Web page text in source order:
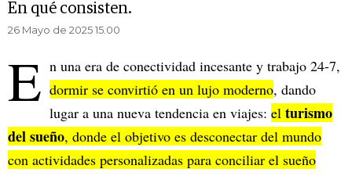
En qué consisten.
26 Mayo de 2025 15.00
E n una era de conectividad incesante y trabajo 24-7,
dormir se convirtió en un lujo moderno, dando
lugar a una nueva tendencia en viajes: el turismo
del sueño, donde el objetivo es desconectar del mundo
con actividades personalizadas para conciliar el sueño